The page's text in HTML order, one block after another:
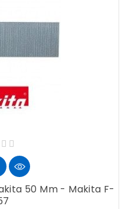
50 Mm - Makita F-